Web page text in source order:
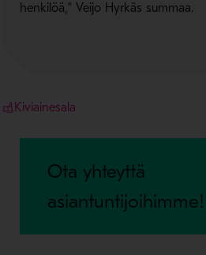
henkilöä,” Veijo Hyrkäs summaa.
Kiviainesala
Ota yhteyttä
asiantuntijoihimme!